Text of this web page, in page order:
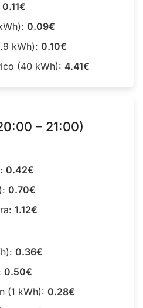
0.11€
0.09€
kWh): 0.10€
(40 kWh): 4.41€
– 21:00)
0.42€
0.70€
1.12€
0.36€
0.50€
(1 kWh): 0.28€